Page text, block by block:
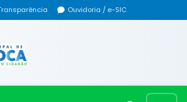
Ouvidoria / e-SIC